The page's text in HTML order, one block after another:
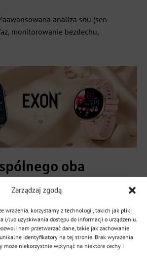
Zarządzaj zgodą
wrażenia, korzystamy z technologii, takich jak pliki
i/lub uzyskiwania dostępu do informacji o urządzeniu.
nam przetwarzać dane, takie jak zachowanie
identyfikatory na tej stronie. Brak wyrażenia
może niekorzystnie wpłynąć na niektóre cechy i
analiza snu (sen
monitorowanie bezdechu,
oba
EXON?
się na tej samej filozofii:prosty
danych zdrowotnych w języku
od wyboru, mama otrzymuje
jakości produkcji.